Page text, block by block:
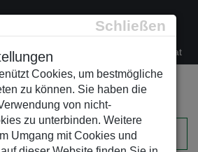
Schließen
Cookies, um bestmögliche
zu können. Sie haben die
von nicht-
zu unterbinden. Weitere
Umgang mit Cookies und
+43/1/470 37 00 office@leso.at